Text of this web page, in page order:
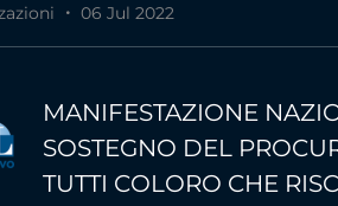
06 Jul 2022
MANIFESTAZIONE
SOSTEGNO DEL
TUTTI COLORO CHE